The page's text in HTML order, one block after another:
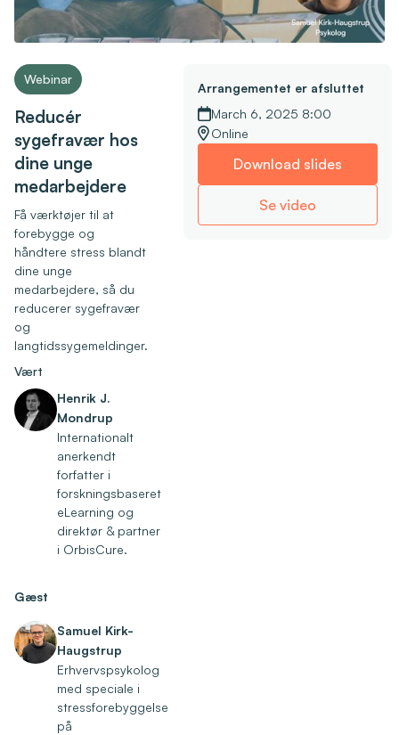
Webinar
Reducér
sygefravær hos
dine unge
medarbejdere
Få værktøjer til at
forebygge og
håndtere stress blandt
dine unge
medarbejdere, så du
reducerer sygefravær
og
langtidssygemeldinger.
Vært
Henrik J.
Mondrup
Internationalt
anerkendt
forfatter i
forskningsbaseret
eLearning og
direktør & partner
i OrbisCure.
Gæst
Samuel Kirk-
Haugstrup
Erhvervspsykolog
med speciale i
stressforebyggelse
på
Arrangementet er afsluttet
March 6, 2025 8:00
Online
Download slides
Se video